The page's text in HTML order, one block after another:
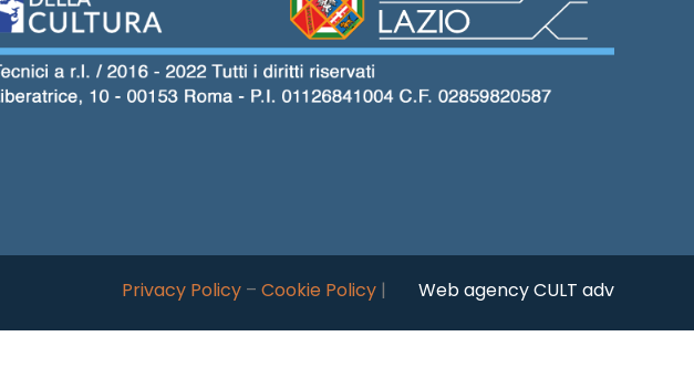
Privacy Policy – Cookie Policy | Web agency CULT adv